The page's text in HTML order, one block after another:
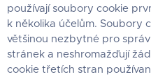
používají soubory cookie
k několika účelům. Soubory
většinou nezbytné pro
stránek a neshromažďují
cookie třetích stran